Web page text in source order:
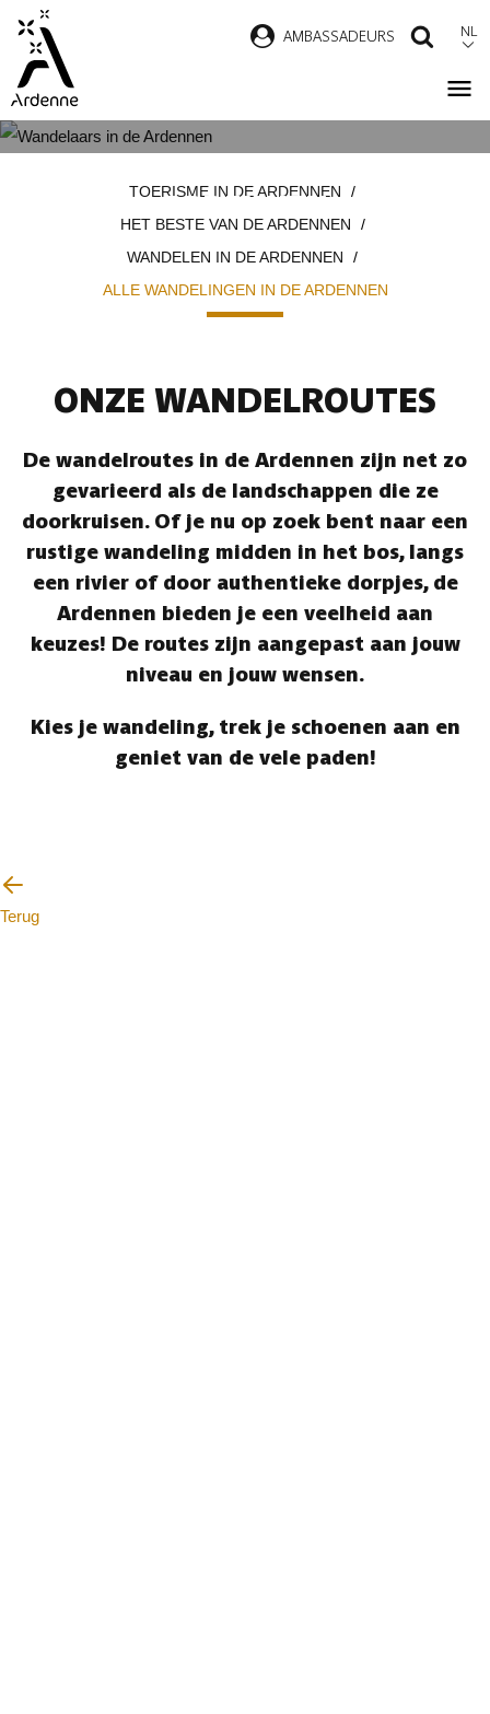
Overslaan
naar
inhoud
AMBASSADEURS NL
ARDENNEN
TOERISME IN DE ARDENNEN
HET BESTE VAN DE ARDENNEN
WANDELEN IN DE ARDENNEN
ALLE WANDELINGEN IN DE ARDENNEN
ONZE WANDELROUTES
De wandelroutes in de Ardennen zijn net zo
gevarieerd als de landschappen die ze
doorkruisen. Of je nu op zoek bent naar een
rustige wandeling midden in het bos, langs
een rivier of door authentieke dorpjes, de
Ardennen bieden je een veelheid aan
keuzes! De routes zijn aangepast aan jouw
niveau en jouw wensen.
Kies je wandeling, trek je schoenen aan en
geniet van de vele paden!
Terug